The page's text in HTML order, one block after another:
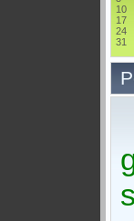
10
17
24
31